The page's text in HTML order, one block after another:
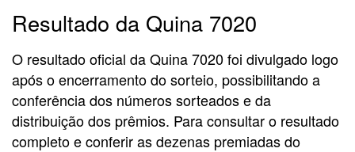
Resultado da Quina 7020
O resultado oficial da Quina 7020 foi divulgado logo
após o encerramento do sorteio, possibilitando a
conferência dos números sorteados e da
distribuição dos prêmios. Para consultar o resultado
completo e conferir as dezenas premiadas do